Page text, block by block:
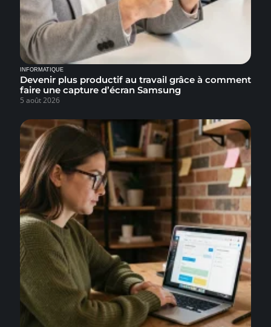
INFORMATIQUE
Devenir plus productif au travail grâce à comment
faire une capture d’écran Samsung
5 août 2026